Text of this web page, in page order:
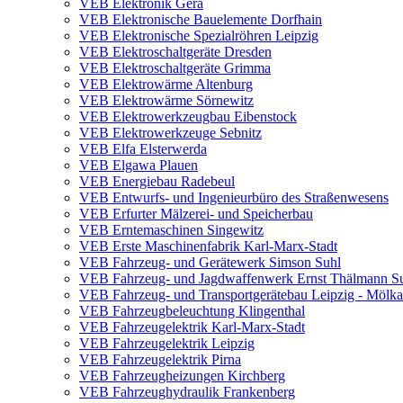
VEB Elektronik Gera
VEB Elektronische Bauelemente Dorfhain
VEB Elektronische Spezialröhren Leipzig
VEB Elektroschaltgeräte Dresden
VEB Elektroschaltgeräte Grimma
VEB Elektrowärme Altenburg
VEB Elektrowärme Sörnewitz
VEB Elektrowerkzeugbau Eibenstock
VEB Elektrowerkzeuge Sebnitz
VEB Elfa Elsterwerda
VEB Elgawa Plauen
VEB Energiebau Radebeul
VEB Entwurfs- und Ingenieurbüro des Straßenwesens
VEB Erfurter Mälzerei- und Speicherbau
VEB Erntemaschinen Singewitz
VEB Erste Maschinenfabrik Karl-Marx-Stadt
VEB Fahrzeug- und Gerätewerk Simson Suhl
VEB Fahrzeug- und Jagdwaffenwerk Ernst Thälmann
VEB Fahrzeug- und Transportgerätebau Leipzig -
VEB Fahrzeugbeleuchtung Klingenthal
VEB Fahrzeugelektrik Karl-Marx-Stadt
VEB Fahrzeugelektrik Leipzig
VEB Fahrzeugelektrik Pirna
VEB Fahrzeugheizungen Kirchberg
VEB Fahrzeughydraulik Frankenberg